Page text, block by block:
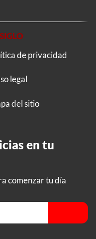
de privacidad
legal
del sitio
en tu
comenzar tu día